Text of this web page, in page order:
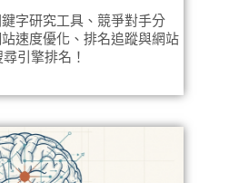
字研究工具、競爭對手分
速度優化、排名追蹤與網站
引擎排名！